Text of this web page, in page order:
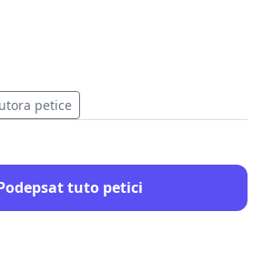
výukových aktivit, (karate,
petice
tuto petici